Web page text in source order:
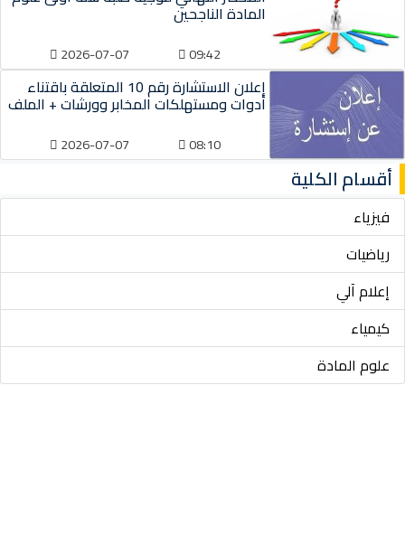
المادة الناجحين
09:42
2026-07-07
إعلان الاستشارة رقم 10 المتعلقة باقتناء
أدوات ومستهلكات المخابر وورشات + الملف
08:10
2026-07-07
أقسام الكلية
فيزياء
رياضيات
إعلام آلي
كيمياء
علوم المادة